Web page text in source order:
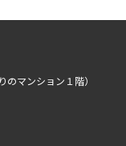
マンション１階）